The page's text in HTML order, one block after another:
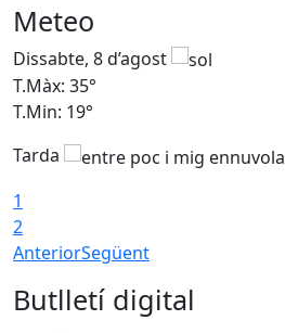
Meteo
Dissabte, 8 d’agost
T.Màx: 35°
T.Min: 19°
Tarda
1
2
AnteriorSegüent
Butlletí digital